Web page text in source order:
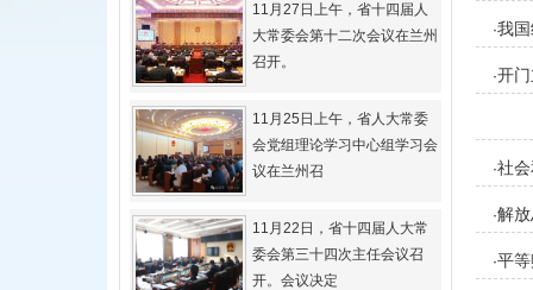
11月27日上午，省十四届人
大常委会第十二次会议在兰州
召开。
11月25日上午，省人大常委
会党组理论学习中心组学习会
议在兰州召
11月22日，省十四届人大常
委会第三十四次主任会议召
开。会议决定
·我
·开门
·社
·解
·平